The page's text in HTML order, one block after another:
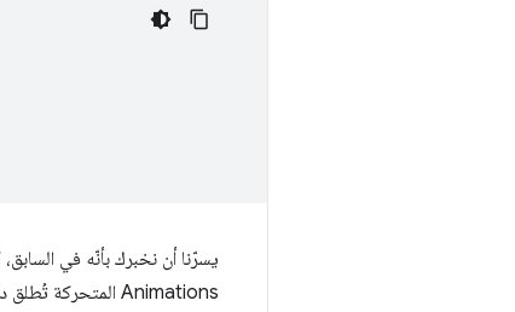
Animations المتحركة تُطلق دائمًا حدثًا عند الانتهاء: